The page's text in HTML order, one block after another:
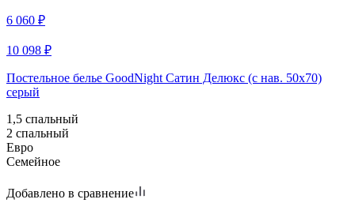
6 060 ₽
10 098 ₽
Постельное белье GoodNight Сатин Делюкс (с нав. 50х70)
серый
1,5 спальный
2 спальный
Евро
Семейное
Добавлено в сравнение